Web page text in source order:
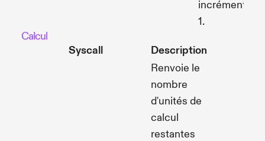
incrémente
1.
Calcul
Syscall
Description
Renvoie le
nombre
d'unités de
calcul
restantes